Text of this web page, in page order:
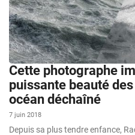
Cette photographe
puissante beauté
océan déchaîné
7 juin 2018
Depuis sa plus tendre enfance,